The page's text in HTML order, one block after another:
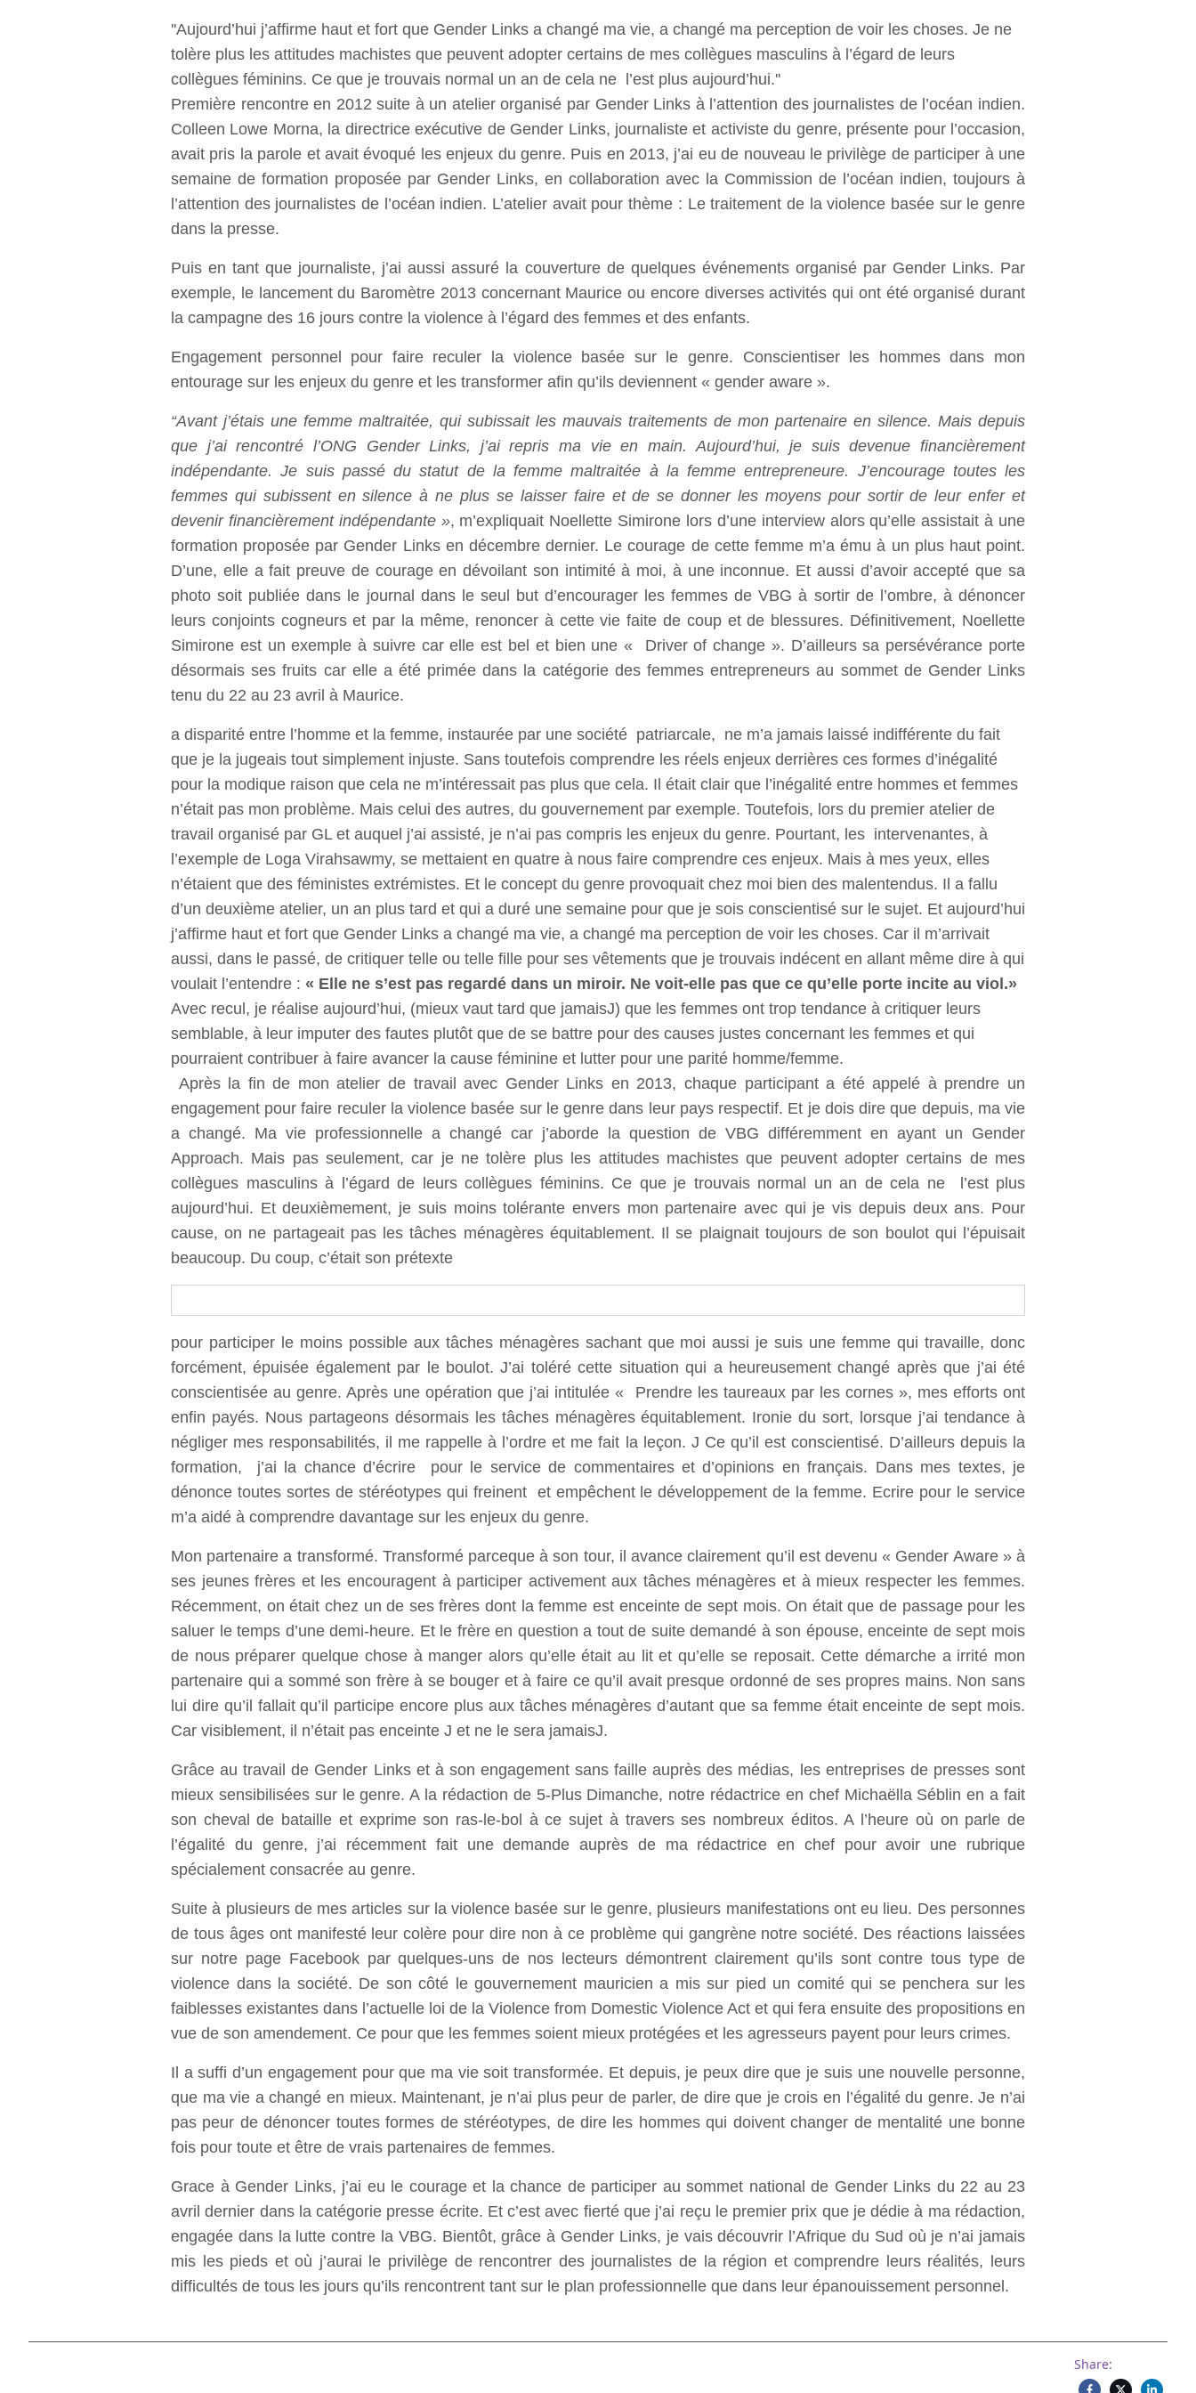
''Aujourd’hui j’affirme haut et fort que Gender Links a changé ma vie, a changé ma perception de voir les choses. Je ne
tolère plus les attitudes machistes que peuvent adopter certains de mes collègues masculins à l’égard de leurs
collègues féminins. Ce que je trouvais normal un an de cela ne l’est plus aujourd’hui.''
Première rencontre en 2012 suite à un atelier organisé par Gender Links à l’attention des journalistes de l’océan indien.
Colleen Lowe Morna, la directrice exécutive de Gender Links, journaliste et activiste du genre, présente pour l’occasion,
avait pris la parole et avait évoqué les enjeux du genre. Puis en 2013, j’ai eu de nouveau le privilège de participer à une
semaine de formation proposée par Gender Links, en collaboration avec la Commission de l’océan indien, toujours à
l’attention des journalistes de l’océan indien. L’atelier avait pour thème : Le traitement de la violence basée sur le genre
dans la presse.
Puis en tant que journaliste, j’ai aussi assuré la couverture de quelques événements organisé par Gender Links. Par
exemple, le lancement du Baromètre 2013 concernant Maurice ou encore diverses activités qui ont été organisé durant
la campagne des 16 jours contre la violence à l’égard des femmes et des enfants.
Engagement personnel pour faire reculer la violence basée sur le genre. Conscientiser les hommes dans mon
entourage sur les enjeux du genre et les transformer afin qu’ils deviennent « gender aware ».
“Avant j’étais une femme maltraitée, qui subissait les mauvais traitements de mon partenaire en silence. Mais depuis
que j’ai rencontré l’ONG Gender Links, j’ai repris ma vie en main. Aujourd’hui, je suis devenue financièrement
indépendante. Je suis passé du statut de la femme maltraitée à la femme entrepreneure. J’encourage toutes les
femmes qui subissent en silence à ne plus se laisser faire et de se donner les moyens pour sortir de leur enfer et
devenir financièrement indépendante », m’expliquait Noellette Simirone lors d’une interview alors qu’elle assistait à une
formation proposée par Gender Links en décembre dernier. Le courage de cette femme m’a ému à un plus haut point.
D’une, elle a fait preuve de courage en dévoilant son intimité à moi, à une inconnue. Et aussi d’avoir accepté que sa
photo soit publiée dans le journal dans le seul but d’encourager les femmes de VBG à sortir de l’ombre, à dénoncer
leurs conjoints cogneurs et par la même, renoncer à cette vie faite de coup et de blessures. Définitivement, Noellette
Simirone est un exemple à suivre car elle est bel et bien une « Driver of change ». D’ailleurs sa persévérance porte
désormais ses fruits car elle a été primée dans la catégorie des femmes entrepreneurs au sommet de Gender Links
tenu du 22 au 23 avril à Maurice.
a disparité entre l’homme et la femme, instaurée par une société patriarcale, ne m’a jamais laissé indifférente du fait
que je la jugeais tout simplement injuste. Sans toutefois comprendre les réels enjeux derrières ces formes d’inégalité
pour la modique raison que cela ne m’intéressait pas plus que cela. Il était clair que l’inégalité entre hommes et femmes
n’était pas mon problème. Mais celui des autres, du gouvernement par exemple. Toutefois, lors du premier atelier de
travail organisé par GL et auquel j’ai assisté, je n’ai pas compris les enjeux du genre. Pourtant, les intervenantes, à
l’exemple de Loga Virahsawmy, se mettaient en quatre à nous faire comprendre ces enjeux. Mais à mes yeux, elles
n’étaient que des féministes extrémistes. Et le concept du genre provoquait chez moi bien des malentendus. Il a fallu
d’un deuxième atelier, un an plus tard et qui a duré une semaine pour que je sois conscientisé sur le sujet. Et aujourd’hui
j’affirme haut et fort que Gender Links a changé ma vie, a changé ma perception de voir les choses. Car il m’arrivait
aussi, dans le passé, de critiquer telle ou telle fille pour ses vêtements que je trouvais indécent en allant même dire à qui
voulait l’entendre : « Elle ne s’est pas regardé dans un miroir. Ne voit-elle pas que ce qu’elle porte incite au viol.»
Avec recul, je réalise aujourd’hui, (mieux vaut tard que jamaisJ) que les femmes ont trop tendance à critiquer leurs
semblable, à leur imputer des fautes plutôt que de se battre pour des causes justes concernant les femmes et qui
pourraient contribuer à faire avancer la cause féminine et lutter pour une parité homme/femme.
Après la fin de mon atelier de travail avec Gender Links en 2013, chaque participant a été appelé à prendre un
engagement pour faire reculer la violence basée sur le genre dans leur pays respectif. Et je dois dire que depuis, ma vie
a changé. Ma vie professionnelle a changé car j’aborde la question de VBG différemment en ayant un Gender
Approach. Mais pas seulement, car je ne tolère plus les attitudes machistes que peuvent adopter certains de mes
collègues masculins à l’égard de leurs collègues féminins. Ce que je trouvais normal un an de cela ne l’est plus
aujourd’hui. Et deuxièmement, je suis moins tolérante envers mon partenaire avec qui je vis depuis deux ans. Pour
cause, on ne partageait pas les tâches ménagères équitablement. Il se plaignait toujours de son boulot qui l’épuisait
beaucoup. Du coup, c’était son prétexte
pour participer le moins possible aux tâches ménagères sachant que moi aussi je suis une femme qui travaille, donc
forcément, épuisée également par le boulot. J’ai toléré cette situation qui a heureusement changé après que j’ai été
conscientisée au genre. Après une opération que j’ai intitulée « Prendre les taureaux par les cornes », mes efforts ont
enfin payés. Nous partageons désormais les tâches ménagères équitablement. Ironie du sort, lorsque j’ai tendance à
négliger mes responsabilités, il me rappelle à l’ordre et me fait la leçon. J Ce qu’il est conscientisé. D’ailleurs depuis la
formation, j’ai la chance d’écrire pour le service de commentaires et d’opinions en français. Dans mes textes, je
dénonce toutes sortes de stéréotypes qui freinent et empêchent le développement de la femme. Ecrire pour le service
m’a aidé à comprendre davantage sur les enjeux du genre.
Mon partenaire a transformé. Transformé parceque à son tour, il avance clairement qu’il est devenu « Gender Aware » à
ses jeunes frères et les encouragent à participer activement aux tâches ménagères et à mieux respecter les femmes.
Récemment, on était chez un de ses frères dont la femme est enceinte de sept mois. On était que de passage pour les
saluer le temps d’une demi-heure. Et le frère en question a tout de suite demandé à son épouse, enceinte de sept mois
de nous préparer quelque chose à manger alors qu’elle était au lit et qu’elle se reposait. Cette démarche a irrité mon
partenaire qui a sommé son frère à se bouger et à faire ce qu’il avait presque ordonné de ses propres mains. Non sans
lui dire qu’il fallait qu’il participe encore plus aux tâches ménagères d’autant que sa femme était enceinte de sept mois.
Car visiblement, il n’était pas enceinte J et ne le sera jamaisJ.
Grâce au travail de Gender Links et à son engagement sans faille auprès des médias, les entreprises de presses sont
mieux sensibilisées sur le genre. A la rédaction de 5-Plus Dimanche, notre rédactrice en chef Michaëlla Séblin en a fait
son cheval de bataille et exprime son ras-le-bol à ce sujet à travers ses nombreux éditos. A l’heure où on parle de
l’égalité du genre, j’ai récemment fait une demande auprès de ma rédactrice en chef pour avoir une rubrique
spécialement consacrée au genre.
Suite à plusieurs de mes articles sur la violence basée sur le genre, plusieurs manifestations ont eu lieu. Des personnes
de tous âges ont manifesté leur colère pour dire non à ce problème qui gangrène notre société. Des réactions laissées
sur notre page Facebook par quelques-uns de nos lecteurs démontrent clairement qu’ils sont contre tous type de
violence dans la société. De son côté le gouvernement mauricien a mis sur pied un comité qui se penchera sur les
faiblesses existantes dans l’actuelle loi de la Violence from Domestic Violence Act et qui fera ensuite des propositions en
vue de son amendement. Ce pour que les femmes soient mieux protégées et les agresseurs payent pour leurs crimes.
Il a suffi d’un engagement pour que ma vie soit transformée. Et depuis, je peux dire que je suis une nouvelle personne,
que ma vie a changé en mieux. Maintenant, je n’ai plus peur de parler, de dire que je crois en l’égalité du genre. Je n’ai
pas peur de dénoncer toutes formes de stéréotypes, de dire les hommes qui doivent changer de mentalité une bonne
fois pour toute et être de vrais partenaires de femmes.
Grace à Gender Links, j’ai eu le courage et la chance de participer au sommet national de Gender Links du 22 au 23
avril dernier dans la catégorie presse écrite. Et c’est avec fierté que j’ai reçu le premier prix que je dédie à ma rédaction,
engagée dans la lutte contre la VBG. Bientôt, grâce à Gender Links, je vais découvrir l’Afrique du Sud où je n’ai jamais
mis les pieds et où j’aurai le privilège de rencontrer des journalistes de la région et comprendre leurs réalités, leurs
difficultés de tous les jours qu’ils rencontrent tant sur le plan professionnelle que dans leur épanouissement personnel.
Share: